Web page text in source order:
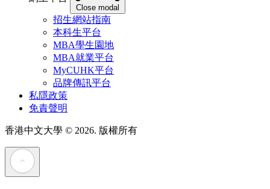
Close modal
招生網站指南
本科生平台
MBA學生園地
MBA就業平台
MyCUHK平台
品牌傳訊平台
私隱政策
免責聲明
香港中文大學 © 2026. 版權所有